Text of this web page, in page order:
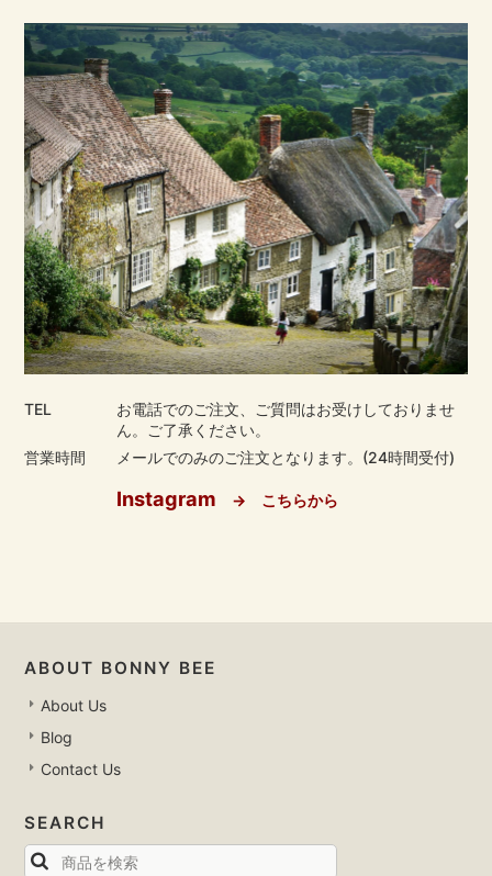
TEL
お電話でのご注文、ご質問はお受けしておりませ
ん。ご了承ください。
営業時間
メールでのみのご注文となります。(24時間受付)
Instagram → こちらから
ABOUT BONNY BEE
About Us
Blog
Contact Us
SEARCH